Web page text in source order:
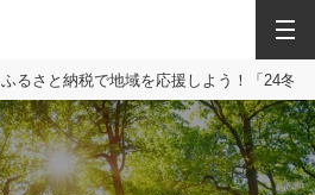
ふるさと納税で地域を応援しよう！「24冬